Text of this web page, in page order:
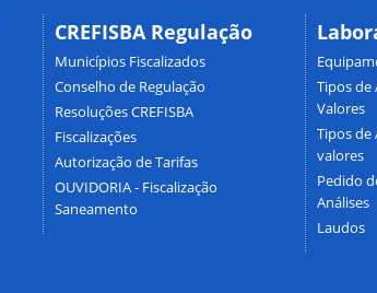
CREFISBA Regulação
Municípios Fiscalizados
Conselho de Regulação
Resoluções CREFISBA
Fiscalizações
Autorização de Tarifas
OUVIDORIA - Fiscalização
Saneamento
Tipos de
Valores
Tipos de
valores
Pedido
Análises
Laudos